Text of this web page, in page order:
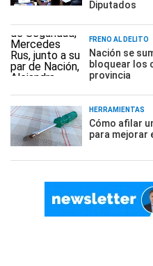
Diputados
FRENO AL DELITO
Nación se
bloquear los
provincia
HERRAMIENTAS
Cómo afilar
para mejorar